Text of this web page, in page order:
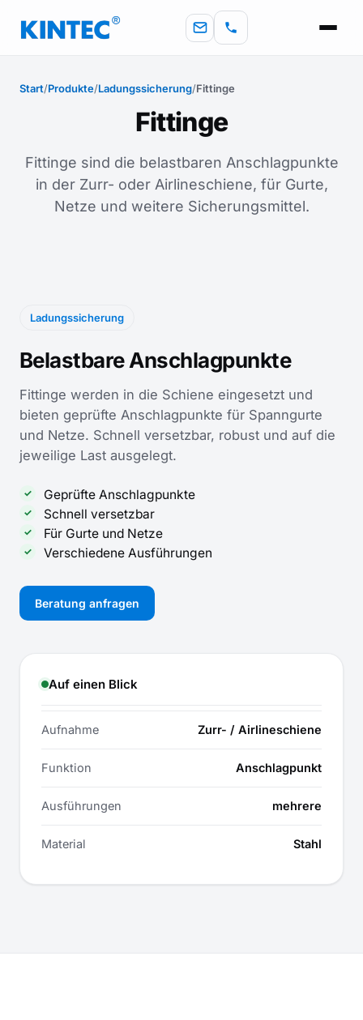
Start/Produkte/Ladungssicherung/Fittinge
Fittinge
Fittinge sind die belastbaren Anschlagpunkte
in der Zurr- oder Airlineschiene, für Gurte,
Netze und weitere Sicherungsmittel.
Ladungssicherung
Belastbare Anschlagpunkte
Fittinge werden in die Schiene eingesetzt und
bieten geprüfte Anschlagpunkte für Spanngurte
und Netze. Schnell versetzbar, robust und auf die
jeweilige Last ausgelegt.
Geprüfte Anschlagpunkte
Schnell versetzbar
Für Gurte und Netze
Verschiedene Ausführungen
Beratung anfragen
Auf einen Blick
Aufnahme Zurr- / Airlineschiene
Funktion Anschlagpunkt
Ausführungen mehrere
Material Stahl